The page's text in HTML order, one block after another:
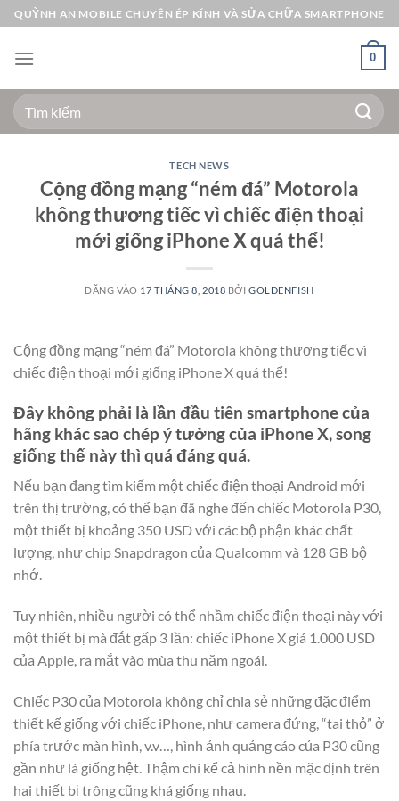
Bỏ
qua
nội
QUỲNH AN MOBILE CHUYÊN ÉP KÍNH VÀ SỬA CHỮA SMARTPHONE
0
Tìm
kiếm:
TECH NEWS
Cộng đồng mạng “ném đá” Motorola
không thương tiếc vì chiếc điện thoại
mới giống iPhone X quá thể!
ĐĂNG VÀO 17 THÁNG 8, 2018 BỞIGOLDENFISH
Cộng đồng mạng “ném đá” Motorola không thương tiếc vì
chiếc điện thoại mới giống iPhone X quá thể!
Đây không phải là lần đầu tiên smartphone của
hãng khác sao chép ý tưởng của iPhone X, song
giống thế này thì quá đáng quá.
Nếu bạn đang tìm kiếm một chiếc điện thoại Android mới
trên thị trường, có thể bạn đã nghe đến chiếc Motorola P30,
một thiết bị khoảng 350 USD với các bộ phận khác chất
lượng, như chip Snapdragon của Qualcomm và 128 GB bộ
nhớ.
Tuy nhiên, nhiều người có thể nhầm chiếc điện thoại này với
một thiết bị mà đắt gấp 3 lần: chiếc iPhone X giá 1.000 USD
của Apple, ra mắt vào mùa thu năm ngoái.
Chiếc P30 của Motorola không chỉ chia sẻ những đặc điểm
thiết kế giống với chiếc iPhone, như camera đứng, “tai thỏ” ở
phía trước màn hình, v.v…, hình ảnh quảng cáo của P30 cũng
gần như là giống hệt. Thậm chí kể cả hình nền mặc định trên
hai thiết bị trông cũng khá giống nhau.